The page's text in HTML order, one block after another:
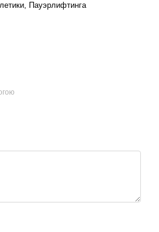
Пауэрлифтинга